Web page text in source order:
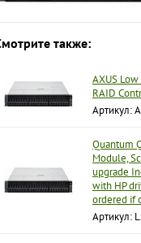
также:
AXUS
RAID
Артикул:
Quantum
Module,
upgrade
with HP
ordered if
Артикул: